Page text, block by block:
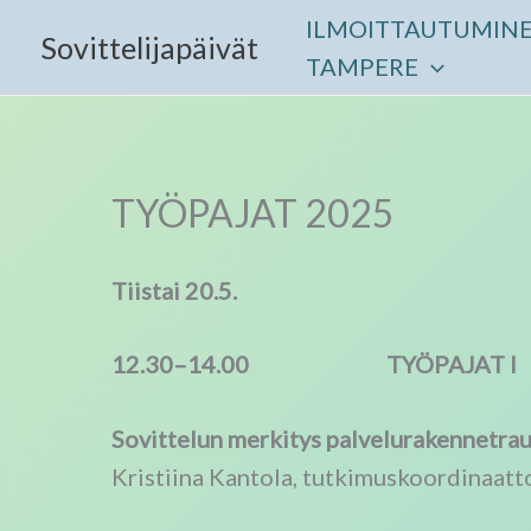
sisältöön
Sovittelijapäivät
TAMPERE
TYÖPAJAT 2025
Tiistai 20.5.
12.30–14.00 TYÖPAJAT I
Sovittelun merkitys
Kristiina Kantola,